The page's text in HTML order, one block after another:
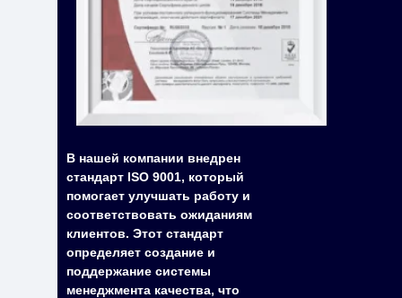
В нашей компании внедрен
стандарт ISO 9001, который
помогает улучшать работу и
соответствовать ожиданиям
клиентов. Этот стандарт
определяет создание и
поддержание системы
менеджмента качества, что